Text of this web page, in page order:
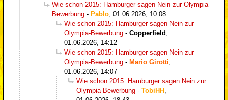
Wie schon 2015: Hamburger sagen Nein zur Olympia-
Bewerbung - Pablo, 01.06.2026, 10:08
Wie schon 2015: Hamburger sagen Nein zur
Olympia-Bewerbung - Copperfield ,
01.06.2026, 14:12
Wie schon 2015: Hamburger sagen Nein zur
Olympia-Bewerbung - Mario Girotti,
01.06.2026, 14:07
Wie schon 2015: Hamburger sagen Nein zur
Olympia-Bewerbung - TobiHH ,